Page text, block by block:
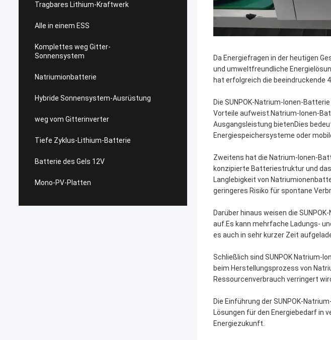
Tragbares Lithium-Kraftwerk
Alle in einem ESS
Komplettes weg Gitter-
Sonnensystem
Natriumionbatterie
Hybride Sonnensystem-Ausrüstung
weg vom Gitterinverter
Tiefe Zyklus-Lithium-Batterie
Batterie des Gels 12V
Mono-PV-Platten
Da Energiefragen in der heutigen
und umweltfreundliche
hat erfolgreich die beeindruckende
Die SUNPOK-Natrium-Ionen-
Vorteile aufweist.Natrium-Ionen-
Ausgangsleistung bietenDies
Energiespeichersysteme oder
Zweitens hat die Natrium-Ionen-
konzipierte Batteriestruktur und
Langlebigkeit von
geringeres Risiko für spontane
Darüber hinaus weisen die
auf.Es kann mehrfache Ladungs-
es auch in sehr kurzer Zeit
Schließlich sind SUNPOK Natrium-
beim Herstellungsprozess von
Ressourcenverbrauch verringert
Die Einführung der SUNPOK-
Lösungen für den Energiebedarf in
Energiezukunft.